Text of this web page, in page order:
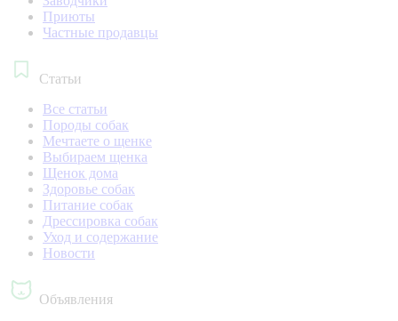
Приюты
Частные продавцы
Статьи
Все статьи
Породы собак
Мечтаете о щенке
Выбираем щенка
Щенок дома
Здоровье собак
Питание собак
Дрессировка собак
Уход и содержание
Новости
Объявления